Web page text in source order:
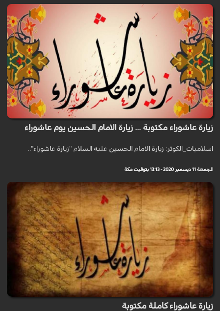
زيارة عاشوراء مكتوبة ... زيارة الامام الحسين يوم عاشوراء
اسلاميات_الكوثر: زيارة الامام الحسين عليه السلام "زيارة عاشوراء"..
الجمعة 11 ديسمبر 2020 - 13:13 بتوقيت مكة
زيارة عاشوراء كاملة مكتوبة